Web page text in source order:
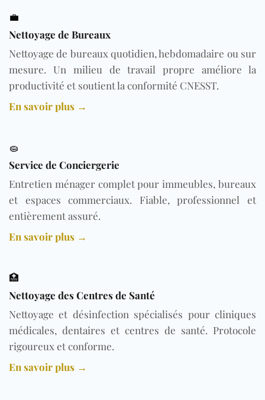
💼
Nettoyage de Bureaux
Nettoyage de bureaux quotidien, hebdomadaire ou sur
mesure. Un milieu de travail propre améliore la
productivité et soutient la conformité CNESST.
En savoir plus →
🧽
Service de Conciergerie
Entretien ménager complet pour immeubles, bureaux
et espaces commerciaux. Fiable, professionnel et
entièrement assuré.
En savoir plus →
🏥
Nettoyage des Centres de Santé
Nettoyage et désinfection spécialisés pour cliniques
médicales, dentaires et centres de santé. Protocole
rigoureux et conforme.
En savoir plus →